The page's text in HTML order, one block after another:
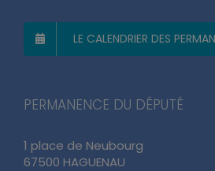
LE CALENDRIER DES
PERMANENCE DU DÉPUTÉ
1 place de Neubourg
67500 HAGUENAU